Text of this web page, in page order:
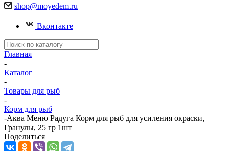
shop@moyedem.ru
Вконтакте
Главная
-
Каталог
-
Товары для рыб
-
Корм для рыб
-Аква Меню Радуга Корм для рыб для усиления окраски,
Гранулы, 25 гр 1шт
Поделиться